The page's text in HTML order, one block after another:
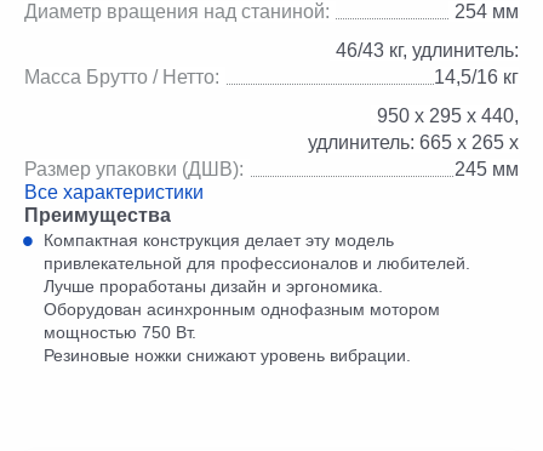
Диаметр вращения над станиной:
254 мм
Масса Брутто / Нетто:
46/43 кг, удлинитель:
14,5/16 кг
Размер упаковки (ДШВ):
950 х 295 х 440,
удлинитель: 665 х 265 х
245 мм
Все характеристики
Преимущества
Компактная конструкция делает эту модель
привлекательной для профессионалов и любителей.
Лучше проработаны дизайн и эргономика.
Оборудован асинхронным однофазным мотором
мощностью 750 Вт.
Резиновые ножки снижают уровень вибрации.